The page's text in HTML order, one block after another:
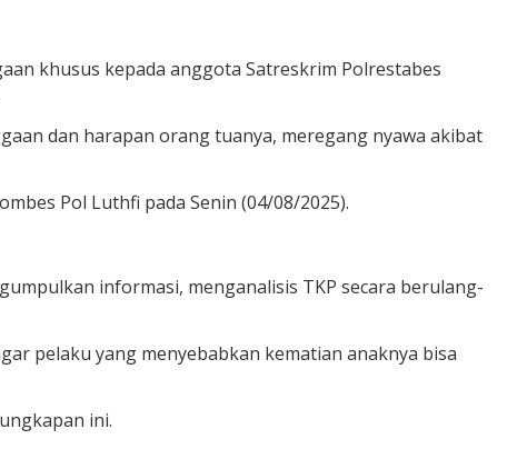
khusus kepada anggota Satreskrim Polrestabes
dan harapan orang tuanya, meregang nyawa akibat
Pol Luthfi pada Senin (04/08/2025).
informasi, menganalisis TKP secara berulang-
pelaku yang menyebabkan kematian anaknya bisa
ini.